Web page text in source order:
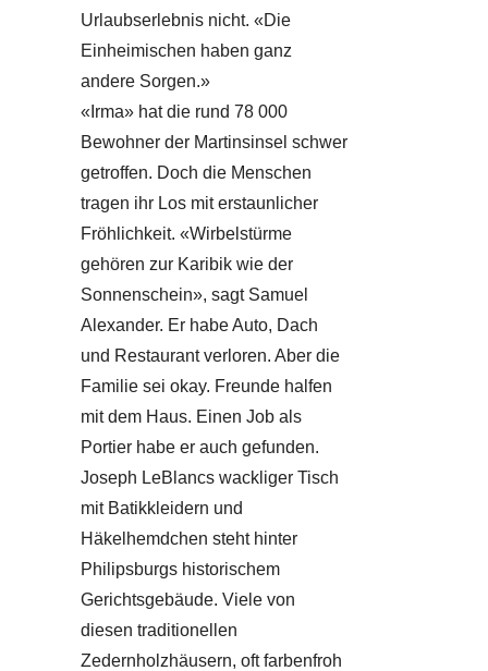
Urlaubserlebnis nicht. «Die
Einheimischen haben ganz
andere Sorgen.»
«Irma» hat die rund 78 000
Bewohner der Martinsinsel schwer
getroffen. Doch die Menschen
tragen ihr Los mit erstaunlicher
Fröhlichkeit. «Wirbelstürme
gehören zur Karibik wie der
Sonnenschein», sagt Samuel
Alexander. Er habe Auto, Dach
und Restaurant verloren. Aber die
Familie sei okay. Freunde halfen
mit dem Haus. Einen Job als
Portier habe er auch gefunden.
Joseph LeBlancs wackliger Tisch
mit Batikkleidern und
Häkelhemdchen steht hinter
Philipsburgs historischem
Gerichtsgebäude. Viele von
diesen traditionellen
Zedernholzhäusern, oft farbenfroh